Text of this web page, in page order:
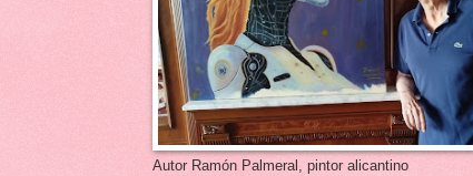
Autor Ramón Palmeral, pintor alicantino